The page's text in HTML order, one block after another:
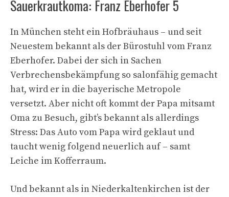
Sauerkrautkoma: Franz Eberhofer 5
In München steht ein Hofbräuhaus – und seit
Neuestem bekannt als der Bürostuhl vom Franz
Eberhofer. Dabei der sich in Sachen
Verbrechensbekämpfung so salonfähig gemacht
hat, wird er in die bayerische Metropole
versetzt. Aber nicht oft kommt der Papa mitsamt
Oma zu Besuch, gibt’s bekannt als allerdings
Stress: Das Auto vom Papa wird geklaut und
taucht wenig folgend neuerlich auf – samt
Leiche im Kofferraum.
Und bekannt als in Niederkaltenkirchen ist der